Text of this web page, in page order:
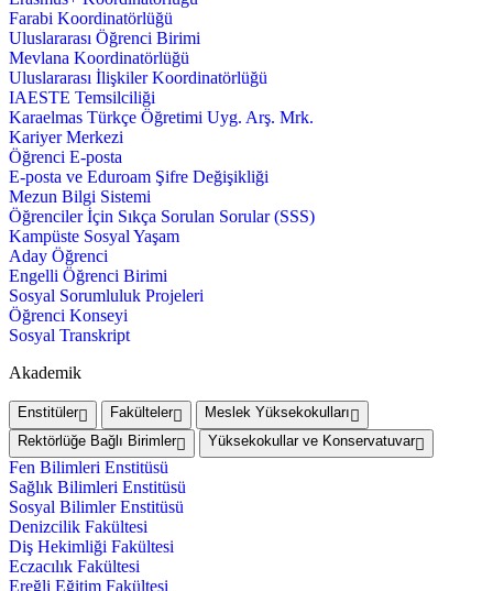
Farabi Koordinatörlüğü
Uluslararası Öğrenci Birimi
Mevlana Koordinatörlüğü
Uluslararası İlişkiler Koordinatörlüğü
IAESTE Temsilciliği
Karaelmas Türkçe Öğretimi Uyg. Arş. Mrk.
Kariyer Merkezi
Öğrenci E-posta
E-posta ve Eduroam Şifre Değişikliği
Mezun Bilgi Sistemi
Öğrenciler İçin Sıkça Sorulan Sorular (SSS)
Kampüste Sosyal Yaşam
Aday Öğrenci
Engelli Öğrenci Birimi
Sosyal Sorumluluk Projeleri
Öğrenci Konseyi
Sosyal Transkript
Akademik
Enstitüler Fakülteler
Meslek Yüksekokulları
Rektörlüğe Bağlı Birimler
Yüksekokullar ve Konservatuvar
Fen Bilimleri Enstitüsü
Sağlık Bilimleri Enstitüsü
Sosyal Bilimler Enstitüsü
Denizcilik Fakültesi
Diş Hekimliği Fakültesi
Eczacılık Fakültesi
Ereğli Eğitim Fakültesi